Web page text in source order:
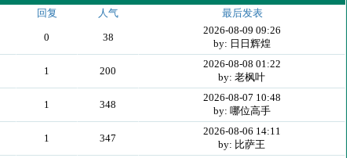
回复 人气 最后发表
0 38
2026-08-09 09:26
by: 日日辉煌
1 200
2026-08-08 01:22
by: 老枫叶
1 348
2026-08-07 10:48
by: 哪位高手
1 347
2026-08-06 14:11
by: 比萨王